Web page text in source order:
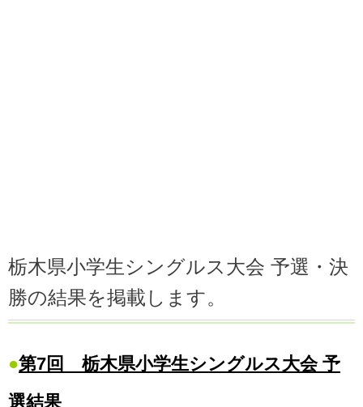
栃木県小学生シングルス大会 予選・決
勝の結果を掲載します。
●第7回 栃木県小学生シングルス大会 予
選結果